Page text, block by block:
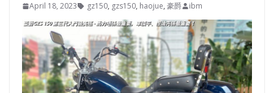
April 18, 2023 gz150, gzs150, haojue, 豪爵 ibm